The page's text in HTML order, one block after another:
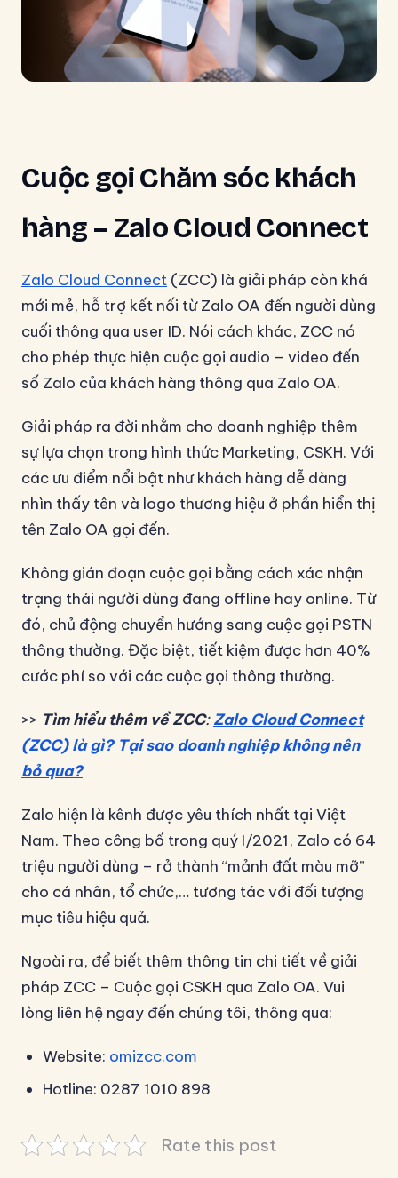
Cuộc gọi Chăm sóc khách
hàng – Zalo Cloud Connect
Zalo Cloud Connect (ZCC) là giải pháp còn khá
mới mẻ, hỗ trợ kết nối từ Zalo OA đến người dùng
cuối thông qua user ID. Nói cách khác, ZCC nó
cho phép thực hiện cuộc gọi audio – video đến
số Zalo của khách hàng thông qua Zalo OA.
Giải pháp ra đời nhằm cho doanh nghiệp thêm
sự lựa chọn trong hình thức Marketing, CSKH. Với
các ưu điểm nổi bật như khách hàng dễ dàng
nhìn thấy tên và logo thương hiệu ở phần hiển thị
tên Zalo OA gọi đến.
Không gián đoạn cuộc gọi bằng cách xác nhận
trạng thái người dùng đang offline hay online. Từ
đó, chủ động chuyển hướng sang cuộc gọi PSTN
thông thường. Đặc biệt, tiết kiệm được hơn 40%
cước phí so với các cuộc gọi thông thường.
>> Tìm hiểu thêm về ZCC:Zalo Cloud Connect
(ZCC) là gì? Tại sao doanh nghiệp không nên
bỏ qua?
Zalo hiện là kênh được yêu thích nhất tại Việt
Nam. Theo công bố trong quý I/2021, Zalo có 64
triệu người dùng – rở thành “mảnh đất màu mỡ”
cho cá nhân, tổ chức,… tương tác với đối tượng
mục tiêu hiệu quả.
Ngoài ra, để biết thêm thông tin chi tiết về giải
pháp ZCC – Cuộc gọi CSKH qua Zalo OA. Vui
lòng liên hệ ngay đến chúng tôi, thông qua:
Website: omizcc.com
Hotline: 0287 1010 898
Rate this post